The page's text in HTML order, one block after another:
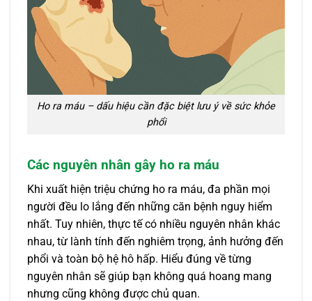
Ho ra máu – dấu hiệu cần đặc biệt lưu ý về sức khỏe
phổi
Các nguyên nhân gây ho ra máu
Khi xuất hiện triệu chứng ho ra máu, đa phần mọi
người đều lo lắng đến những căn bệnh nguy hiểm
nhất. Tuy nhiên, thực tế có nhiều nguyên nhân khác
nhau, từ lành tính đến nghiêm trọng, ảnh hưởng đến
phổi và toàn bộ hệ hô hấp. Hiểu đúng về từng
nguyên nhân sẽ giúp bạn không quá hoang mang
nhưng cũng không được chủ quan.